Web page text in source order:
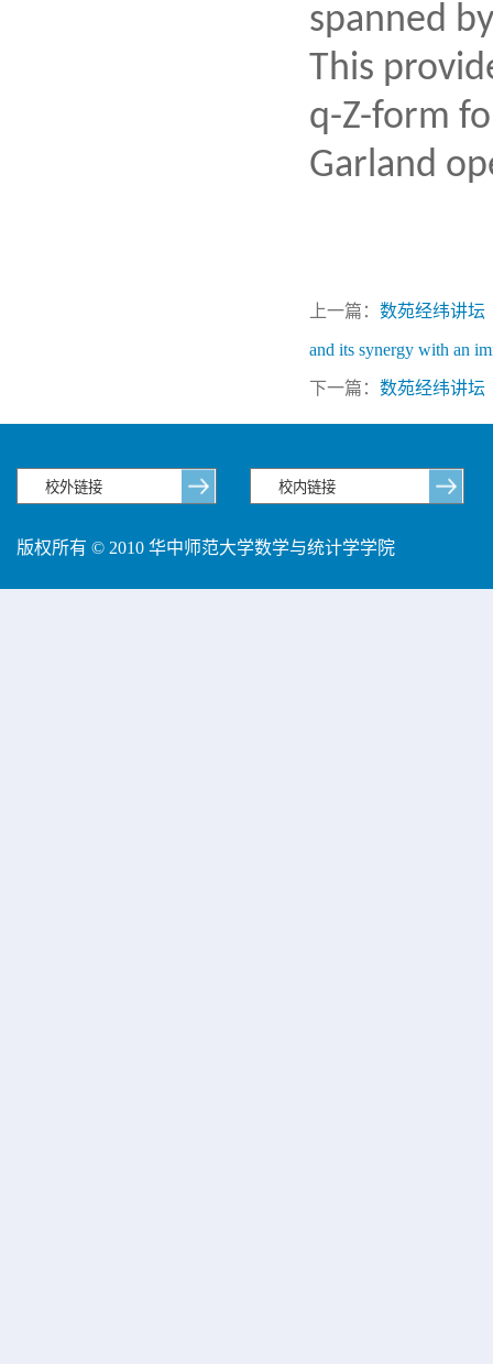
spanned
This
q-Z-form
Garland
上一篇： 数苑经纬讲坛
and its synergy with an
下一篇： 数苑经纬讲坛
版权所有 © 2010 华中师范大学数学与统计学学院